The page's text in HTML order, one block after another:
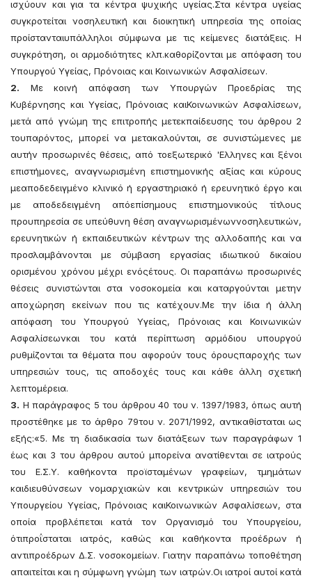
ισχύουν και για τα κέντρα ψυχικής υγείας.Στα κέντρα υγείας
συγκροτείται νοσηλευτική και διοικητική υπηρεσία της οποίας
προίστανταιυπάλληλοι σύμφωνα με τις κείμενες διατάξεις. Η
συγκρότηση, οι αρμοδιότητες κλπ.καθορίζονται με απόφαση του
Υπουργού Υγείας, Πρόνοιας και Κοινωνικών Ασφαλίσεων.
2. Με κοινή απόφαση των Υπουργών Προεδρίας της
Κυβέρνησης και Υγείας, Πρόνοιας καιΚοινωνικών Ασφαλίσεων,
μετά από γνώμη της επιτροπής μετεκπαίδευσης του άρθρου 2
τουπαρόντος, μπορεί να μετακαλούνται, σε συνιστώμενες με
αυτήν προσωρινές θέσεις, από τοεξωτερικό 'Ελληνες και ξένοι
επιστήμονες, αναγνωρισμένη επιστημονικής αξίας και κύρους
μεαποδεδειγμένο κλινικό ή εργαστηριακό ή ερευνητικό έργο και
με αποδεδειγμένη απόεπίσημους επιστημονικούς τίτλους
προυπηρεσία σε υπεύθυνη θέση αναγνωρισμένωννοσηλευτικών,
ερευνητικών ή εκπαιδευτικών κέντρων της αλλοδαπής και να
προσλαμβάνονται με σύμβαση εργασίας ιδιωτικού δικαίου
ορισμένου χρόνου μέχρι ενόςέτους. Οι παραπάνω προσωρινές
θέσεις συνιστώνται στα νοσοκομεία και καταργούνται μετην
αποχώρηση εκείνων που τις κατέχουν.Με την ίδια ή άλλη
απόφαση του Υπουργού Υγείας, Πρόνοιας και Κοινωνικών
Ασφαλίσεωνκαι του κατά περίπτωση αρμόδιου υπουργού
ρυθμίζονται τα θέματα που αφορούν τους όρουςπαροχής των
υπηρεσιών τους, τις αποδοχές τους και κάθε άλλη σχετική
λεπτομέρεια.
3. Η παράγραφος 5 του άρθρου 40 του ν. 1397/1983, όπως αυτή
προστέθηκε με το άρθρο 79του ν. 2071/1992, αντικαθίσταται ως
εξής:«5. Με τη διαδικασία των διατάξεων των παραγράφων 1
έως και 3 του άρθρου αυτού μπορείνα ανατίθενται σε ιατρούς
του Ε.Σ.Υ. καθήκοντα προϊσταμένων γραφείων, τμημάτων
καιδιευθύνσεων νομαρχιακών και κεντρικών υπηρεσιών του
Υπουργείου Υγείας, Πρόνοιας καιΚοινωνικών Ασφαλίσεων, στα
οποία προβλέπεται κατά τον Οργανισμό του Υπουργείου,
ότιπροΐσταται ιατρός, καθώς και καθήκοντα προέδρων ή
αντιπροέδρων Δ.Σ. νοσοκομείων. Γιατην παραπάνω τοποθέτηση
απαιτείται και η σύμφωνη γνώμη των ιατρών.Οι ιατροί αυτοί κατά